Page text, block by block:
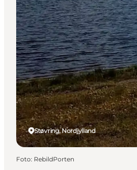
Støvring, Nordjylland
Foto: RebildPorten